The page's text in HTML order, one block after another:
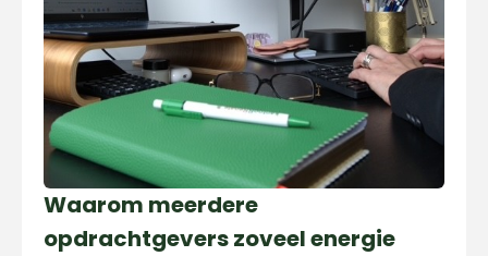
Waarom meerdere
opdrachtgevers zoveel energie